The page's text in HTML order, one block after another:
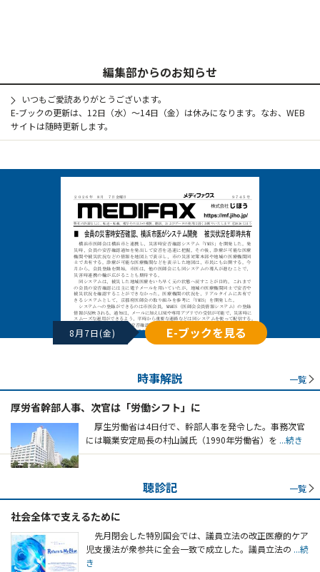
編集部からのお知らせ
いつもご愛読ありがとうございます。
E-ブックの更新は、12日（水）～14日（金）は休みになります。なお、WEB
サイトは随時更新します。
8月7日(金) E-ブックを見る
時事解説 一覧
厚労省幹部人事、次官は「労働シフト」に
厚生労働省は4日付で、幹部人事を発令した。事務次官
には職業安定局長の村山誠氏（1990年労働省）を ...続き
聴診記 一覧
社会全体で支えるために
先月閉会した特別国会では、議員立法の改正医療的ケア
児支援法が衆参共に全会一致で成立した。議員立法の ...続
き